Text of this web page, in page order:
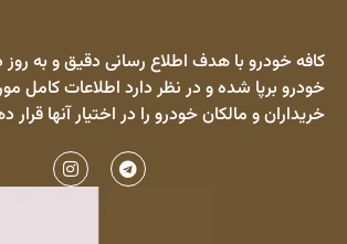
کافه خودرو با هدف اطلاع رسانی دقیق و به
خودرو برپا شده و در نظر دارد اطلاعات کامل
خریداران و مالکان خودرو را در اختیار آنها قرار